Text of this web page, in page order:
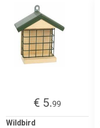
€ 5.99
Wildbird